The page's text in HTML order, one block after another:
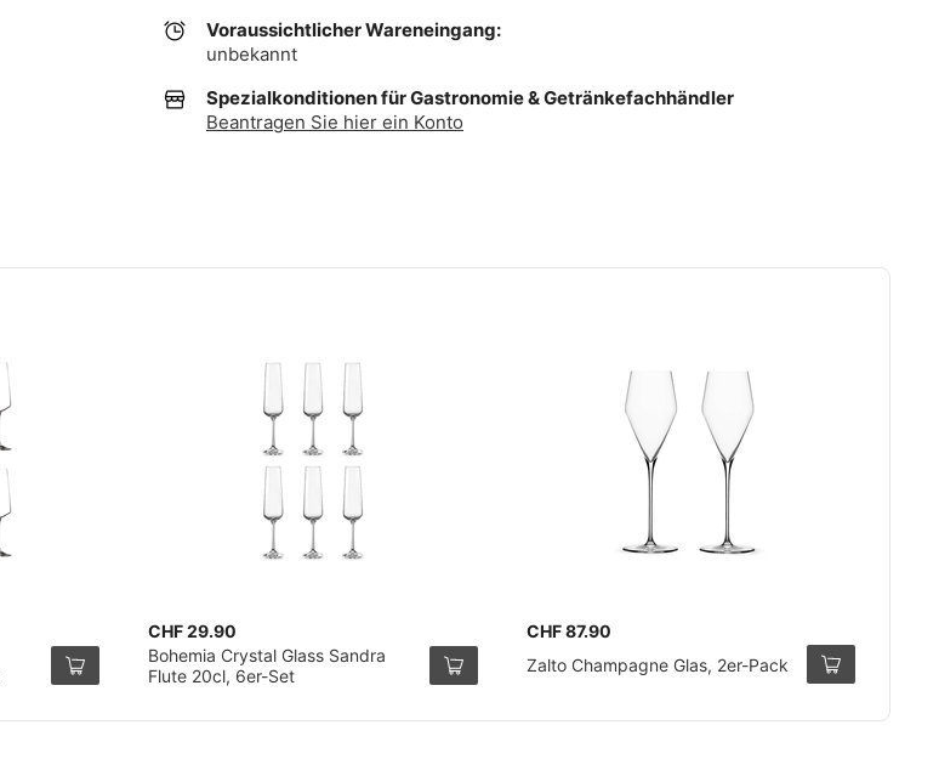
Voraussichtlicher Wareneingang:
unbekannt
Spezialkonditionen für Gastronomie & Getränkefachhändler
Beantragen Sie hier ein Konto
CHF 29.90
Bohemia Crystal Glass Sandra
Flute 20cl, 6er-Set
CHF 87.90
Zalto Champagne Glas, 2er-Pack